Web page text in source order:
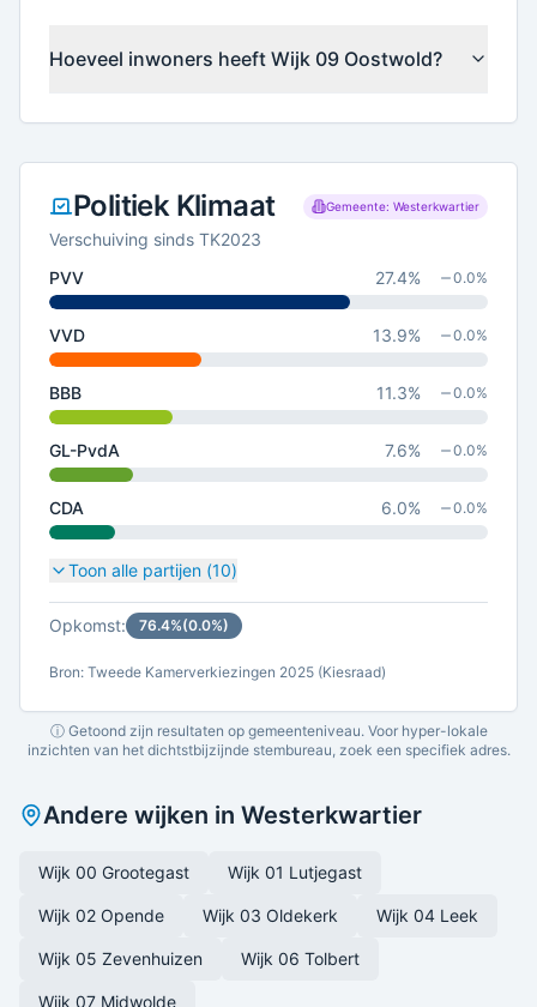
Hoeveel inwoners heeft Wijk 09 Oostwold?
Politiek Klimaat Gemeente: Westerkwartier
Verschuiving sinds TK2023
PVV
27.4% 0.0%
VVD 13.9% 0.0%
BBB 11.3% 0.0%
GL-PvdA 7.6% 0.0%
CDA 6.0% 0.0%
Toon alle partijen (10)
Opkomst: 76.4%(0.0%)
Bron: Tweede Kamerverkiezingen 2025 (Kiesraad)
ⓘ Getoond zijn resultaten op gemeenteniveau. Voor hyper-lokale
inzichten van het dichtstbijzijnde stembureau, zoek een specifiek adres.
Andere wijken in Westerkwartier
Wijk 00 Grootegast Wijk 01 Lutjegast
Wijk 02 Opende Wijk 03 Oldekerk Wijk 04 Leek
Wijk 05 Zevenhuizen Wijk 06 Tolbert
Wijk 07 Midwolde